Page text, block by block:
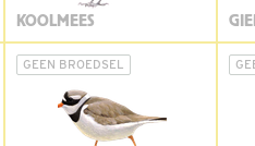
KOOLMEES
GEEN BROEDSEL